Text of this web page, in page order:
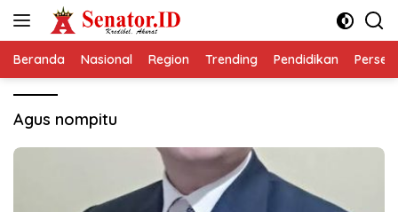
Beranda Nasional Region Trending Pendidikan
Agus nompitu